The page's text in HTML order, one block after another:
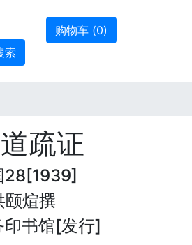
索
购物车 (0)
疏证
28[1939]
颐煊撰
印书馆[发行]